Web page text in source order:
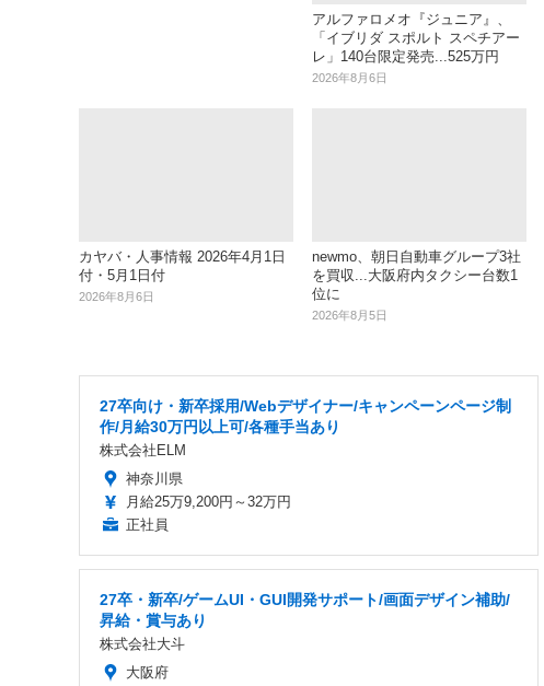
アルファロメオ『ジュニア』、
「イブリダ スポルト スペチアー
レ」140台限定発売...525万円
2026年8月6日
カヤバ・人事情報 2026年4月1日
付・5月1日付
2026年8月6日
newmo、朝日自動車グループ3社
を買収...大阪府内タクシー台数1
位に
2026年8月5日
27卒向け・新卒採用/Webデザイナー/キャンペーンページ制
作/月給30万円以上可/各種手当あり
株式会社ELM
神奈川県
月給25万9,200円～32万円
正社員
27卒・新卒/ゲームUI・GUI開発サポート/画面デザイン補助/
昇給・賞与あり
株式会社大斗
大阪府